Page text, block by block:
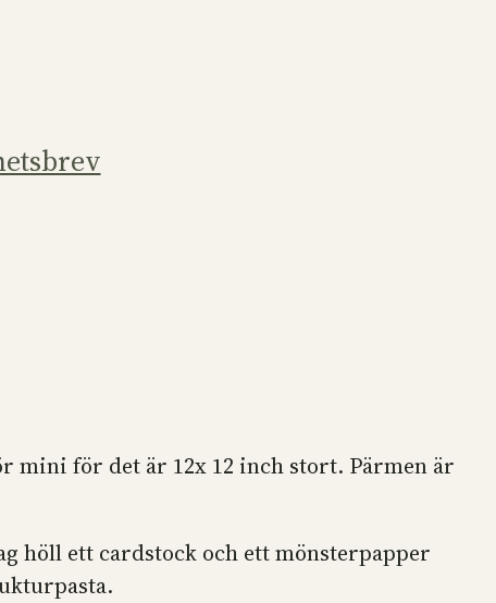
mini för det är 12x 12 inch stort. Pärmen är
höll ett cardstock och ett mönsterpapper